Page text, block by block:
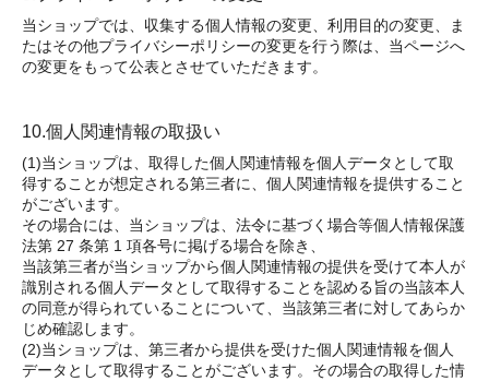
当ショップでは、収集する個人情報の変更、利用目的の変更、ま
たはその他プライバシーポリシーの変更を行う際は、当ページへ
の変更をもって公表とさせていただきます。
10.個人関連情報の取扱い
(1)当ショップは、取得した個人関連情報を個人データとして取
得することが想定される第三者に、個人関連情報を提供すること
がございます。
その場合には、当ショップは、法令に基づく場合等個人情報保護
法第 27 条第 1 項各号に掲げる場合を除き、
当該第三者が当ショップから個人関連情報の提供を受けて本人が
識別される個人データとして取得することを認める旨の当該本人
の同意が得られていることについて、当該第三者に対してあらか
じめ確認します。
(2)当ショップは、第三者から提供を受けた個人関連情報を個人
データとして取得することがございます。その場合の取得した情